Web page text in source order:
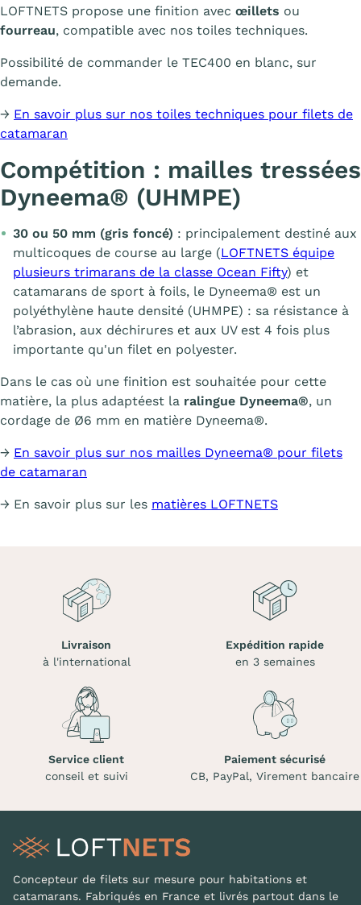
LOFTNETS propose une finition avec œillets ou
fourreau, compatible avec nos toiles techniques.
Possibilité de commander le TEC400 en blanc, sur
demande.
→ En savoir plus sur nos toiles techniques pour filets de
catamaran
Compétition : mailles tressées
Dyneema® (UHMPE)
30 ou 50 mm (gris foncé) : principalement destiné aux
multicoques de course au large (LOFTNETS équipe
plusieurs trimarans de la classe Ocean Fifty) et
catamarans de sport à foils, le Dyneema® est un
polyéthylène haute densité (UHMPE) : sa résistance à
l’abrasion, aux déchirures et aux UV est 4 fois plus
importante qu'un filet en polyester.
Dans le cas où une finition est souhaitée pour cette
matière, la plus adaptéest la ralingue Dyneema®, un
cordage de Ø6 mm en matière Dyneema®.
→ En savoir plus sur nos mailles Dyneema® pour filets
de catamaran
→ En savoir plus sur les matières LOFTNETS
Livraison
à l'international
Expédition rapide
en 3 semaines
Service client
conseil et suivi
Paiement sécurisé
CB, PayPal, Virement bancaire
Concepteur de filets sur mesure pour habitations et
catamarans. Fabriqués en France et livrés partout dans le